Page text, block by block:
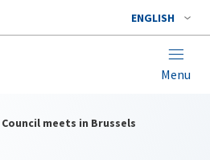
ENGLISH
Menu
Council meets in Brussels